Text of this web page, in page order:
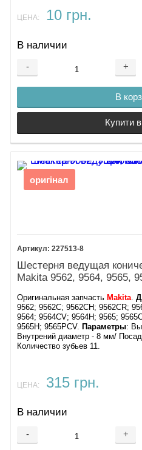
ЦЕНА: 10 грн.
В наличии
- +
В
Купити в
оригінал
227513-8
Шестерня ведущая
Makita 9562, 9564, 9565,
Оригинальная запчасть Makita.
9562; 9562C; 9562CH; 9562CR;
9564; 9564CV; 9564H; 9565;
9565H; 9565PCV. Параметры:
Внутрений диаметр - 8 мм/
Количество зубьев 11.
ЦЕНА: 315 грн.
В наличии
- +